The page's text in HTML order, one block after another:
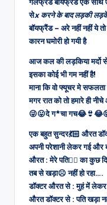
सेx करने के बाद लड़की लड़के
बॉयफ्रैंड – अरे नहीं नहीं ये तो
कारन घमोरी हो गयी है
आज कल की लड़किया मर्दो
इसका कोई भी गम नहीं है!
माना कि वो फ्यूचर मे
मगर रात को तो हमारे ही
😜😛दे ग*चा
एक बहुत सुन्दर💃🏻 औरत
अपनी परेशानी लेकर गई और
औरत : मेरे पति👨‍✈️ का कुछ
तब से खड़ा☹️ नहीं हो रहा….
डॉक्टर औरत से : मुहं में लेकर
औरत डॉक्टर से : पति खड़ा